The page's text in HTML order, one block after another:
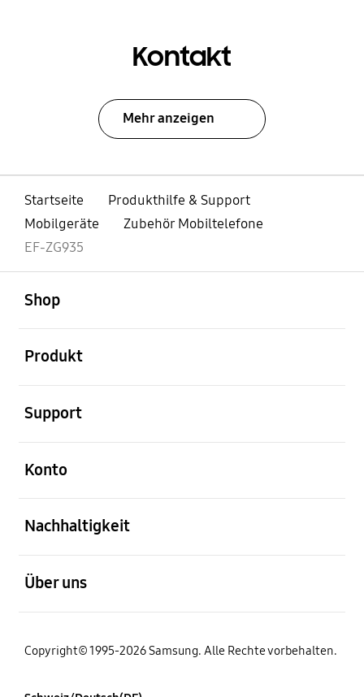
Kontakt
Mehr anzeigen
Startseite
Produkthilfe & Support
Mobilgeräte
Zubehör Mobiltelefone
EF-ZG935
Shop
Produkt
Support
Konto
Nachhaltigkeit
Über uns
Copyright© 1995-2026 Samsung. Alle Rechte vorbehalten.